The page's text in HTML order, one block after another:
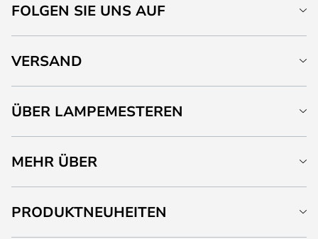
FOLGEN SIE UNS AUF
VERSAND
ÜBER LAMPEMESTEREN
MEHR ÜBER
PRODUKTNEUHEITEN